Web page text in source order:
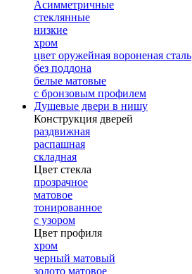
Асимметричные
стеклянные
низкие
хром
цвет оружейная вороненая сталь
без поддона
белые матовые
с бронзовым профилем
Душевые двери в нишу
Конструкция дверей
раздвижная
распашная
складная
Цвет стекла
прозрачное
матовое
тонированное
с узором
Цвет профиля
хром
черный матовый
золото матовое